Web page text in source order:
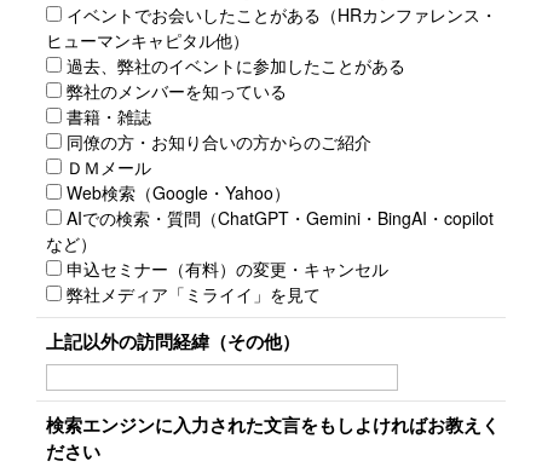
イベントでお会いしたことがある（HRカンファレンス・
ヒューマンキャピタル他）
過去、弊社のイベントに参加したことがある
弊社のメンバーを知っている
書籍・雑誌
同僚の方・お知り合いの方からのご紹介
ＤＭメール
Web検索（Google・Yahoo）
AIでの検索・質問（ChatGPT・Gemini・BingAI・copilot
など）
申込セミナー（有料）の変更・キャンセル
弊社メディア「ミライイ」を見て
上記以外の訪問経緯（その他）
検索エンジンに入力された文言をもしよければお教えく
ださい